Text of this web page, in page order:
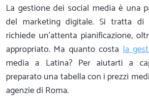
La gestione dei social media è una
del marketing digitale. Si tratta di
richiede un'attenta pianificazione,
appropriato. Ma quanto costala
media a Latina? Per aiutarti a
preparato una tabella con i prezzi
agenzie di Roma.